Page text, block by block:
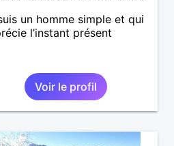
un homme simple et qui
l’instant présent
Voir le profil